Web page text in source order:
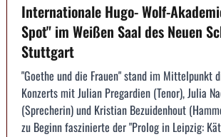
Internationale Hugo- Wolf-
Spot" im Weißen Saal des Neuen
Stuttgart
"Goethe und die Frauen" stand im Mittelpunkt
Konzerts mit Julian Pregardien (Tenor), Julia
(Sprecherin) und Kristian Bezuidenhout
zu Beginn faszinierte der "Prolog in Leipzig: